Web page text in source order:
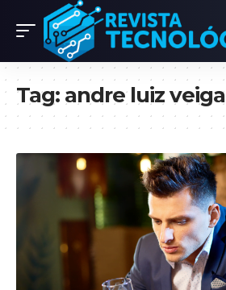
Tag: andre luiz veiga